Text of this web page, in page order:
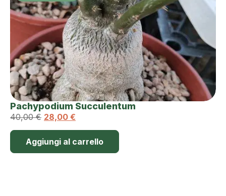
Pachypodium Succulentum
40,00€ 28,00 €
Aggiungi al carrello